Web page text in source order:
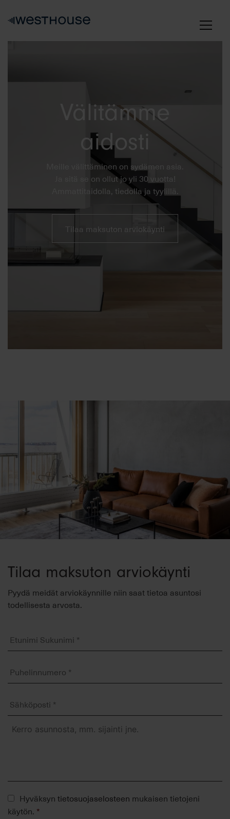
Välitämme
aidosti
Meille välittäminen on sydämen asia.
Ja sitä se on ollut jo yli 30 vuotta!
Ammattitaidolla, tiedolla ja tyylillä.
Tilaa maksuton arviokäynti
Tilaa maksuton arviokäynti
Pyydä meidät arviokäynnille niin saat tietoa asuntosi
todellisesta arvosta.
Sukunimi
*
*
*
Kerro
halutessasi
Tietosuojaseloste
*
Hyväksyn tietosuojaselosteen mukaisen tietojeni
käytön. *